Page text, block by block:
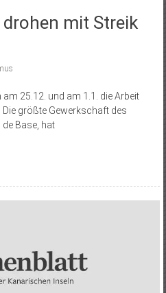
mit Streik
25.12. und am 1.1. die Arbeit
größte Gewerkschaft des
Base, hat